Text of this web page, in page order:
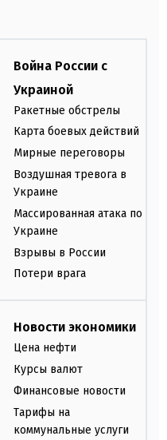
Война России с
Украиной
Ракетные обстрелы
Карта боевых действий
Мирные переговоры
Воздушная тревога в
Украине
Массированная атака по
Украине
Взрывы в России
Потери врага
Новости экономики
Цена нефти
Курсы валют
Финансовые новости
Тарифы на
коммунальные услуги